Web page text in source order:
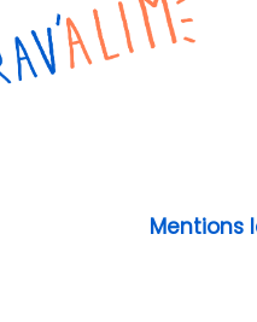
Mentions